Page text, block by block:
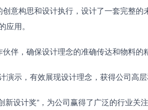
意构思和设计执行，设计了一套完整
的应用。
伙伴，确保设计理念的准确传达和物料
演示，有效展现设计理念，获得公司
新设计奖”，为公司赢得了广泛的行业关注